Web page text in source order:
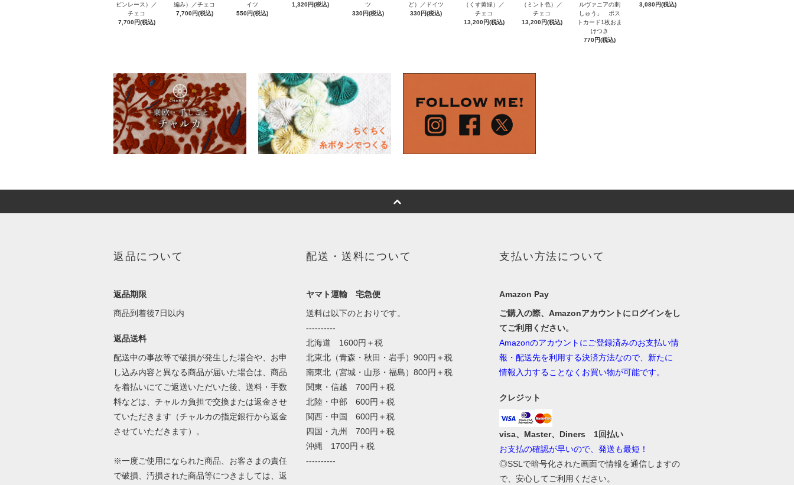
ビンレース）／
チェコ
7,700円(税込)
編み）／チェコ
7,700円(税込)
イツ
550円(税込)
1,320円(税込)
ツ
330円(税込)
ど）／ドイツ
330円(税込)
（くす黄緑）／
チェコ
13,200円(税込)
（ミント色）／
チェコ
13,200円(税込)
ルヴァニアの刺
しゅう」 ポス
トカード1枚おま
けつき
770円(税込)
3,080円(税込)
返品について
返品期限
商品到着後7日以内
返品送料
配送中の事故等で破損が発生した場合や、お申
し込み内容と異なる商品が届いた場合は、商品
を着払いにてご返送いただいた後、送料・手数
料などは、チャルカ負担で交換または返金させ
ていただきます（チャルカの指定銀行から返金
させていただきます）。
※一度ご使用になられた商品、お客さまの責任
で破損、汚損された商品等につきましては、返
配送・送料について
ヤマト運輸 宅急便
送料は以下のとおりです。
----------
北海道 1600円＋税
北東北（青森・秋田・岩手）900円＋税
南東北（宮城・山形・福島）800円＋税
関東・信越 700円＋税
北陸・中部 600円＋税
関西・中国 600円＋税
四国・九州 700円＋税
沖縄 1700円＋税
----------
支払い方法について
Amazon Pay
ご購入の際、Amazonアカウントにログインをし
てご利用ください。
Amazonのアカウントにご登録済みのお支払い情
報・配送先を利用する決済方法なので、新たに
情報入力することなくお買い物が可能です。
クレジット
visa、Master、Diners 1回払い
お支払の確認が早いので、発送も最短！
◎SSLで暗号化された画面で情報を通信しますの
で、安心してご利用ください。